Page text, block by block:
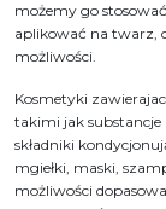
możemy go
aplikować na twarz,
możliwości.
Kosmetyki
takimi jak
składniki
mgiełki, maski,
możliwości